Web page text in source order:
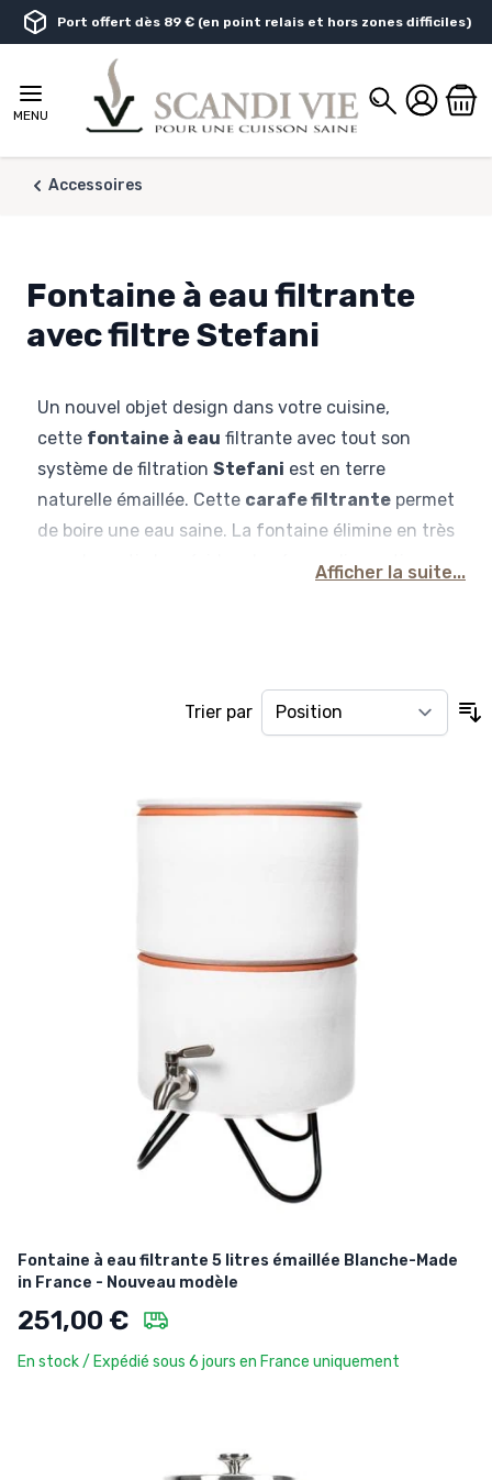
Aller au contenu
Port offert dès 89 € (en point relais et hors zones difficiles)
MENU
Chercher
Accessoires
Fontaine à eau filtrante
avec filtre Stefani
Un nouvel objet design dans votre cuisine,
cette fontaine à eau filtrante avec tout son
système de filtration Stefani est en terre
naturelle émaillée. Cette carafe filtrante permet
de boire une eau saine. La fontaine élimine en très
grande partie les résidus du réseau diomestique,
magnesium présent naturellement, nécessaire
découvrir le modèle familial en terre et depuis peu
Afficher la suite...
Trier par
Fontaine à eau filtrante 5 litres émaillée Blanche-Made
in France - Nouveau modèle
251,00 €
En stock / Expédié sous 6 jours en France uniquement